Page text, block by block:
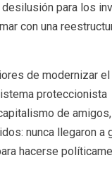
desilusión para los
con una
de modernizar
proteccionista
de
nunca llegaron a
hacerse